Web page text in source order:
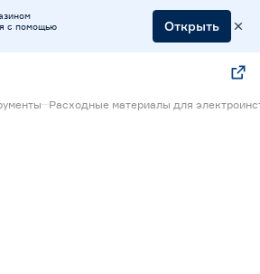
с помощью
Открыть
Расходные материалы для